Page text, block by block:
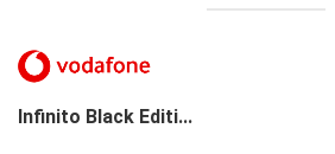
Infinito Black Editi...